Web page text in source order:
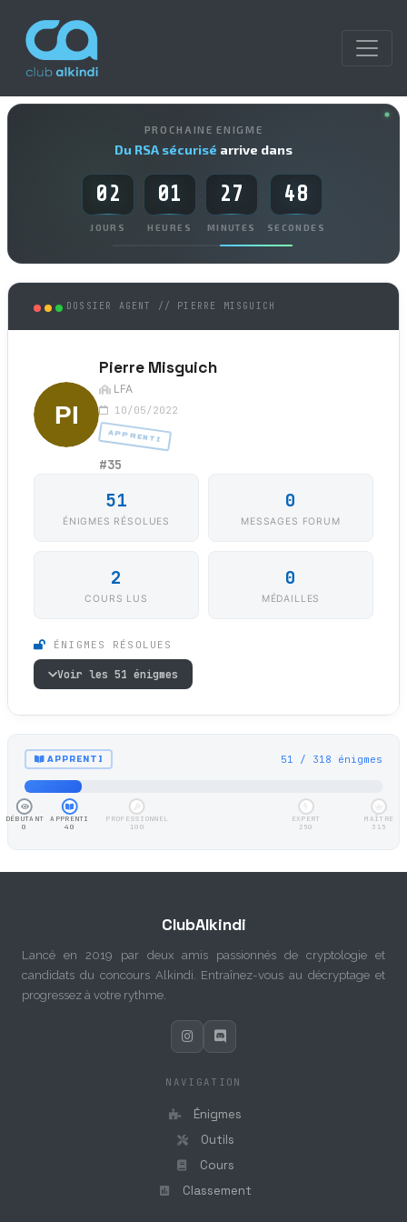
PROCHAINE ENIGME
Du RSA sécurisé arrive dans
02
JOURS
01
HEURES
27
MINUTES
48
SECONDES
DOSSIER AGENT // PIERRE MISGUICH
Pierre Misguich
LFA
10/05/2022
APPRENTI
#35
51
ÉNIGMES RÉSOLUES
0
MESSAGES FORUM
2
COURS LUS
0
MÉDAILLES
ÉNIGMES RÉSOLUES
Voir les 51 énigmes
APPRENTI 51 / 318 énigmes
DÉBUTANT
0
APPRENTI
40
PROFESSIONNEL
100
EXPERT
250
MAÎTRE
315
ClubAlkindi
Lancé en 2019 par deux amis passionnés de cryptologie et
candidats du concours Alkindi. Entraînez-vous au décryptage et
progressez à votre rythme.
NAVIGATION
Énigmes
Outils
Cours
Classement